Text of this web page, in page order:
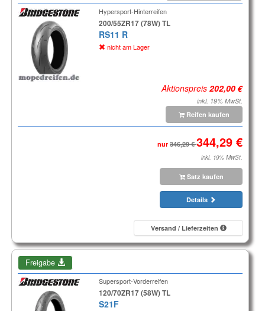
Hypersport-Hinterreifen
200/55ZR17 (78W) TL
RS11 R
nicht am Lager
Aktionspreis
inkl. 19% MwSt.
Reifen kaufen
nur
inkl. 19% MwSt.
Satz kaufen
Details
Versand / Lieferzeiten
Freigabe
Supersport-Vorderreifen
120/70ZR17 (58W) TL
S21F